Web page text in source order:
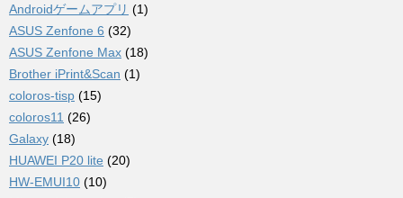
Androidゲームアプリ (1)
ASUS Zenfone 6 (32)
ASUS Zenfone Max (18)
Brother iPrint&Scan (1)
coloros-tisp (15)
coloros11 (26)
Galaxy (18)
HUAWEI P20 lite (20)
HW-EMUI10 (10)